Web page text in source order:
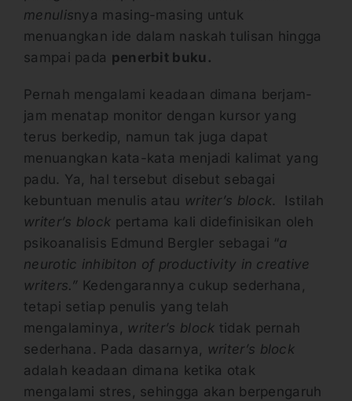
menulisnya masing-masing untuk
menuangkan ide dalam naskah tulisan hingga
sampai pada penerbit buku.
Pernah mengalami keadaan dimana berjam-
jam menatap monitor dengan kursor yang
terus berkedip, namun tak juga dapat
menuangkan kata-kata menjadi kalimat yang
padu. Ya, hal tersebut disebut sebagai
kebuntuan menulis atau writer’s block. Istilah
writer’s block pertama kali didefinisikan oleh
psikoanalisis Edmund Bergler sebagai “a
neurotic inhibiton of productivity in creative
writers.” Kedengarannya cukup sederhana,
tetapi setiap penulis yang telah
mengalaminya, writer’s block tidak pernah
sederhana. Pada dasarnya,
writer’s block
adalah keadaan dimana ketika otak
mengalami stres, sehingga akan berpengaruh